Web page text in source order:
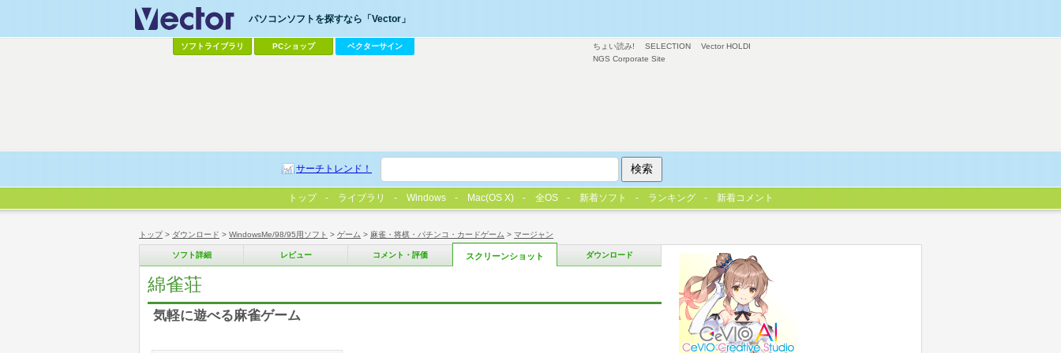
トップ> ダウンロード > WindowsMe/98/95用ソフト > ゲーム > 麻雀・将棋・パチンコ・カードゲーム > マージャン
ソフト詳細 レビュー コメント・評価 スクリーンショット ダウンロード
綿雀荘
気軽に遊べる麻雀ゲーム
ちょい読み! SELECTION
Vector HOLDI
NGS Corporate Site
パソコンソフトを探すなら「Vector」
ソフトライブラリ PCショップ ベクターサイン
サーチトレンド！
トップ ライブラリ Windows Mac(OS X) 全OS 新着ソフト ランキング 新着コメント